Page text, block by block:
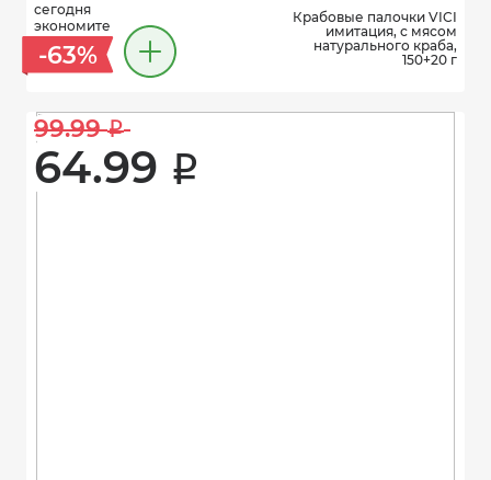
сегодня
экономите
-63%
Крабовые палочки VICI
имитация, с мясом
натурального краба,
150+20 г
99.99 i
64.99 i